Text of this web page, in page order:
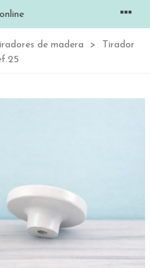
de madera >
Tirador